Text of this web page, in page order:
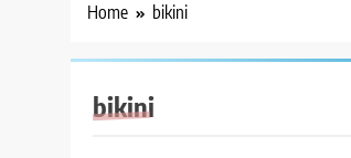
Home bikini
bikini